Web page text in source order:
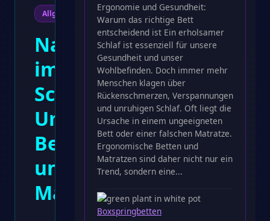
Allgemein
Nachhaltigkeit
im
Schlafzimmer:
Umweltfreundliche
Betten
und
Matratzen
Ergonomie und Gesundheit:
Warum das richtige Bett
entscheidend ist Ein erholsamer
Schlaf ist essenziell für unsere
Gesundheit und unser
Wohlbefinden. Doch immer mehr
Menschen klagen über
Rückenschmerzen, Verspannungen
und unruhigen Schlaf. Oft liegt die
Ursache in einem ungeeigneten
Bett oder einer falschen Matratze.
Ergonomische Betten und
Matratzen sind daher nicht nur ein
Trend, sondern eine...
Boxspringbetten